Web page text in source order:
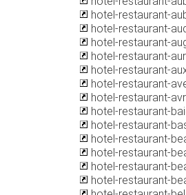
hotel-restaurant-
hotel-restaurant-
hotel-restaurant-
hotel-restaurant-
hotel-restaurant-
hotel-restaurant-
hotel-restaurant-
hotel-restaurant-
hotel-restaurant-
hotel-restaurant-
hotel-restaurant-
hotel-restaurant-
hotel-restaurant-